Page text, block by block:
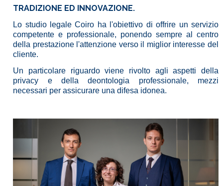
TRADIZIONE ED INNOVAZIONE.
Lo studio legale Coiro ha l'obiettivo di offrire un servizio
competente e professionale, ponendo sempre al centro
della prestazione l'attenzione verso il miglior interesse del
cliente.
Un particolare riguardo viene rivolto agli aspetti della
privacy e della deontologia professionale, mezzi
necessari per assicurare una difesa idonea.